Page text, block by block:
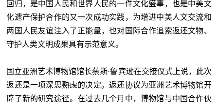
回归，是中国人民和世界人民的一件文化盛事，也是中美文
化遗产保护合作的又一次成功实践，为增进中美人文交流和
两国人民友谊注入了正能量，也对国际合作追索返还文物、
守护人类文明成果具有示范意义。
国立亚洲艺术博物馆馆长蔡斯·鲁宾逊在交接仪式上说，此次
返还是一项深思熟虑的决定。返还协议为亚洲艺术博物馆开
辟了新的研究途径。在过去几个月中，博物馆与中国合作伙